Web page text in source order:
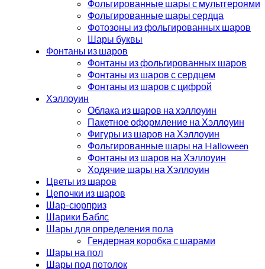
Фольгированные шары с мультгероями
Фольгированные шары сердца
Фотозоны из фольгированных шаров
Шары буквы
Фонтаны из шаров
Фонтаны из фольгированных шаров
Фонтаны из шаров с сердцем
Фонтаны из шаров с цифрой
Хэллоуин
Облака из шаров на хэллоуин
Пакетное оформление на Хэллоуин
Фигуры из шаров на Хэллоуин
Фольгированные шары на Halloween
Фонтаны из шаров на Хэллоуин
Ходячие шары на Хэллоуин
Цветы из шаров
Цепочки из шаров
Шар-сюрприз
Шарики Баблс
Шары для определения пола
Гендерная коробка с шарами
Шары на пол
Шары под потолок